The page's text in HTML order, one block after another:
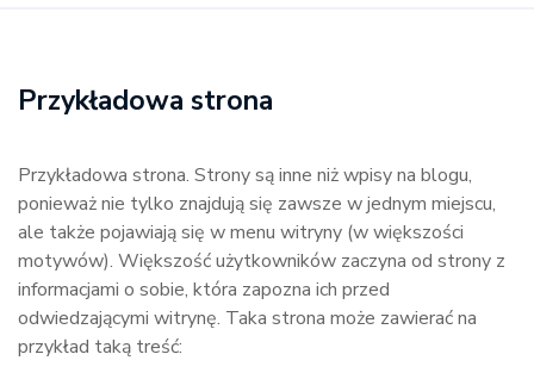
Przykładowa strona
Przykładowa strona. Strony są inne niż wpisy na blogu,
ponieważ nie tylko znajdują się zawsze w jednym miejscu,
ale także pojawiają się w menu witryny (w większości
motywów). Większość użytkowników zaczyna od strony z
informacjami o sobie, która zapozna ich przed
odwiedzającymi witrynę. Taka strona może zawierać na
przykład taką treść: